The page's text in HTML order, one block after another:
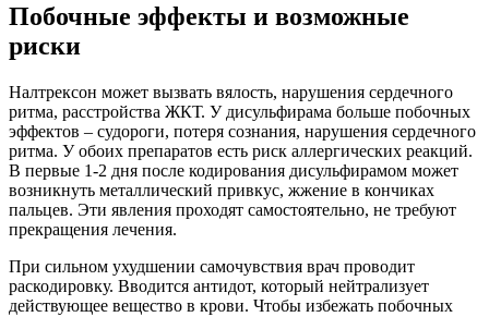
Побочные эффекты и возможные
риски
Налтрексон может вызвать вялость, нарушения сердечного
ритма, расстройства ЖКТ. У дисульфирама больше побочных
эффектов – судороги, потеря сознания, нарушения сердечного
ритма. У обоих препаратов есть риск аллергических реакций.
В первые 1-2 дня после кодирования дисульфирамом может
возникнуть металлический привкус, жжение в кончиках
пальцев. Эти явления проходят самостоятельно, не требуют
прекращения лечения.
При сильном ухудшении самочувствия врач проводит
раскодировку. Вводится антидот, который нейтрализует
действующее вещество в крови. Чтобы избежать побочных